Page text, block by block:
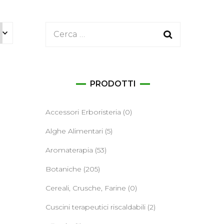
Ricerca
PRODOTTI
Accessori Erboristeria (0)
Alghe Alimentari (5)
Aromaterapia (53)
Botaniche (205)
Cereali, Crusche, Farine (0)
Cuscini terapeutici riscaldabili (2)